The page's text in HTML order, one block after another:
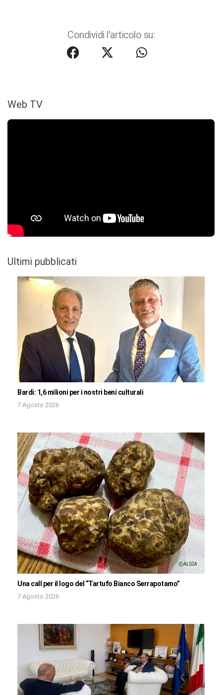
Condividi l'articolo su:
Web TV
Ultimi pubblicati
Bardi: 1,6 milioni per i nostri beni culturali
7 Agosto 2026
Una call per il logo del “Tartufo Bianco Serrapotamo”
7 Agosto 2026